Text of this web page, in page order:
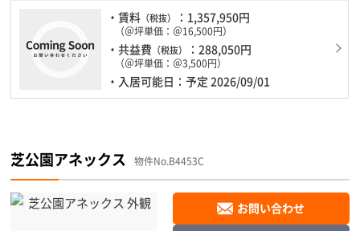
・賃料 （税抜） ：1,357,950円
（＠坪単価：＠16,500円）
・共益費 （税抜） ：288,050円
（＠坪単価：＠3,500円）
・入居可能日：予定 2026/09/01
芝公園アネックス 物件No.B4453C
お問い合わせ